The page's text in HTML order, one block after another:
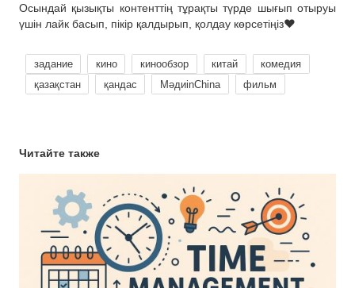
Осындай қызықты контенттің тұрақты түрде шығып отыруы
үшін лайк басып, пікір қалдырып, қолдау көрсетіңіз❤
задание кино кинообзор китай
комедия
қазақстан
қандас МәдиinChina фильм
Читайте также